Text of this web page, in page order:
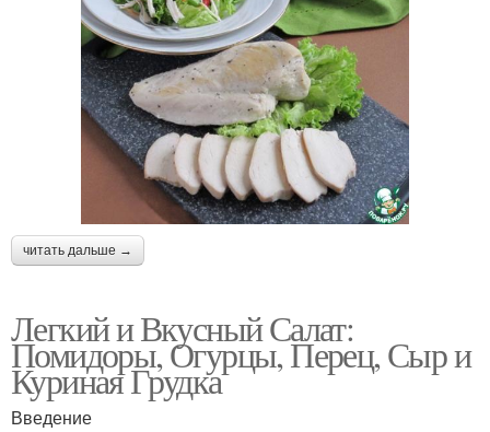
читать дальше →
Легкий и Вкусный Салат:
Помидоры, Огурцы, Перец, Сыр и
Куриная Грудка
Введение